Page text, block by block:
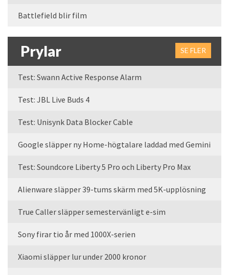
Battlefield blir film
Prylar SE FLER
Test: Swann Active Response Alarm
Test: JBL Live Buds 4
Test: Unisynk Data Blocker Cable
Google släpper ny Home-högtalare laddad med Gemini
Test: Soundcore Liberty 5 Pro och Liberty Pro Max
Alienware släpper 39-tums skärm med 5K-upplösning
True Caller släpper semestervänligt e-sim
Sony firar tio år med 1000X-serien
Xiaomi släpper lur under 2000 kronor